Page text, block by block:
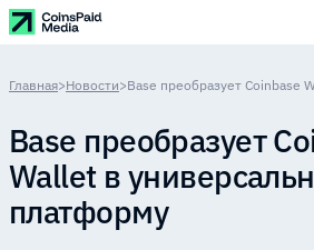
Главная>Новости>
Base преобразует
Wallet в
платформу